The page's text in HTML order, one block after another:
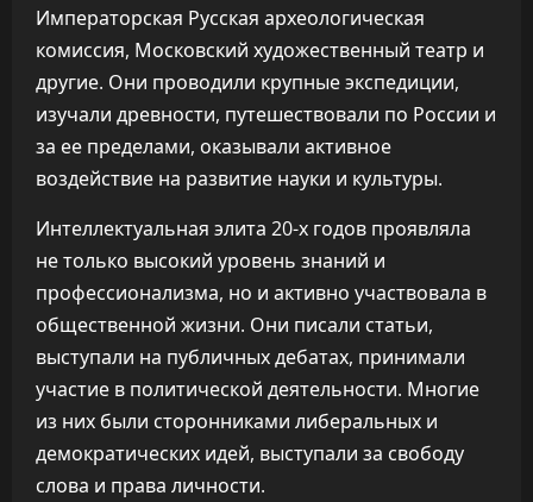
Императорская Русская археологическая
комиссия, Московский художественный театр и
другие. Они проводили крупные экспедиции,
изучали древности, путешествовали по России и
за ее пределами, оказывали активное
воздействие на развитие науки и культуры.
Интеллектуальная элита 20-х годов проявляла
не только высокий уровень знаний и
профессионализма, но и активно участвовала в
общественной жизни. Они писали статьи,
выступали на публичных дебатах, принимали
участие в политической деятельности. Многие
из них были сторонниками либеральных и
демократических идей, выступали за свободу
слова и права личности.